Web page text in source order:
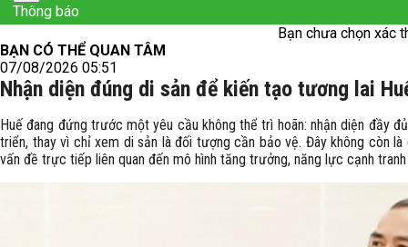
Thông báo
Bạn chưa chọn xác
BẠN CÓ THỂ QUAN TÂM
07/08/2026 05:51
Nhận diện đúng di sản để kiến tạo tương lai
Huế đang đứng trước một yêu cầu không thể trì hoãn: nhận diện đầy
triển, thay vì chỉ xem di sản là đối tượng cần bảo vệ. Đây không còn
vấn đề trực tiếp liên quan đến mô hình tăng trưởng, năng lực cạnh